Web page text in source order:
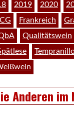
2019 2020
Frankreich
Qualitätswein
Anderen im